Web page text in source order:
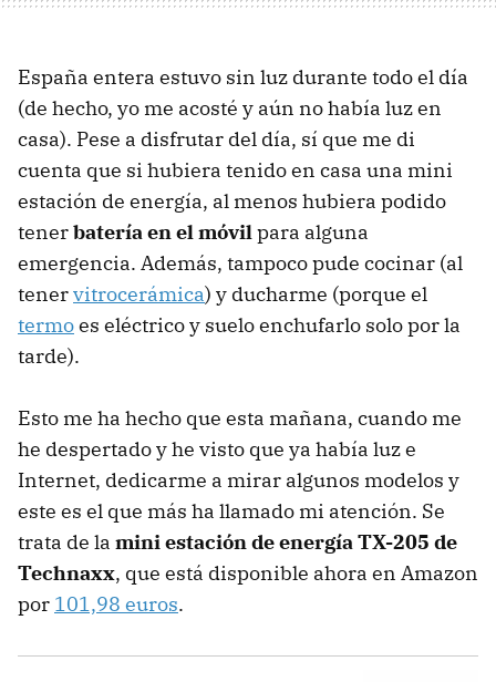
España entera estuvo sin luz durante todo el día
(de hecho, yo me acosté y aún no había luz en
casa). Pese a disfrutar del día, sí que me di
cuenta que si hubiera tenido en casa una mini
estación de energía, al menos hubiera podido
tenerbatería en el móvilpara alguna
emergencia. Además, tampoco pude cocinar (al
tenervitrocerámica) y ducharme (porque el
termoes eléctrico y suelo enchufarlo solo por la
tarde).
Esto me ha hecho que esta mañana, cuando me
he despertado y he visto que ya había luz e
Internet, dedicarme a mirar algunos modelos y
este es el que más ha llamado mi atención. Se
trata de la mini estación de energía TX-205 de
Technaxx, que está disponible ahora en Amazon
por 101,98 euros.